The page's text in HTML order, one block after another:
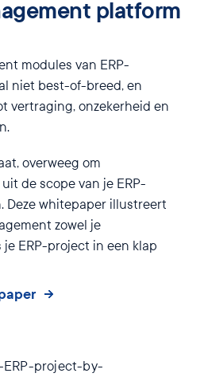
platform
modules van ERP-
niet best-of-breed, en
vertraging, onzekerheid en
overweeg om
de scope van je ERP-
Deze whitepaper illustreert
zowel je
ERP-project in een klap